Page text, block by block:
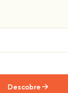
Descobre